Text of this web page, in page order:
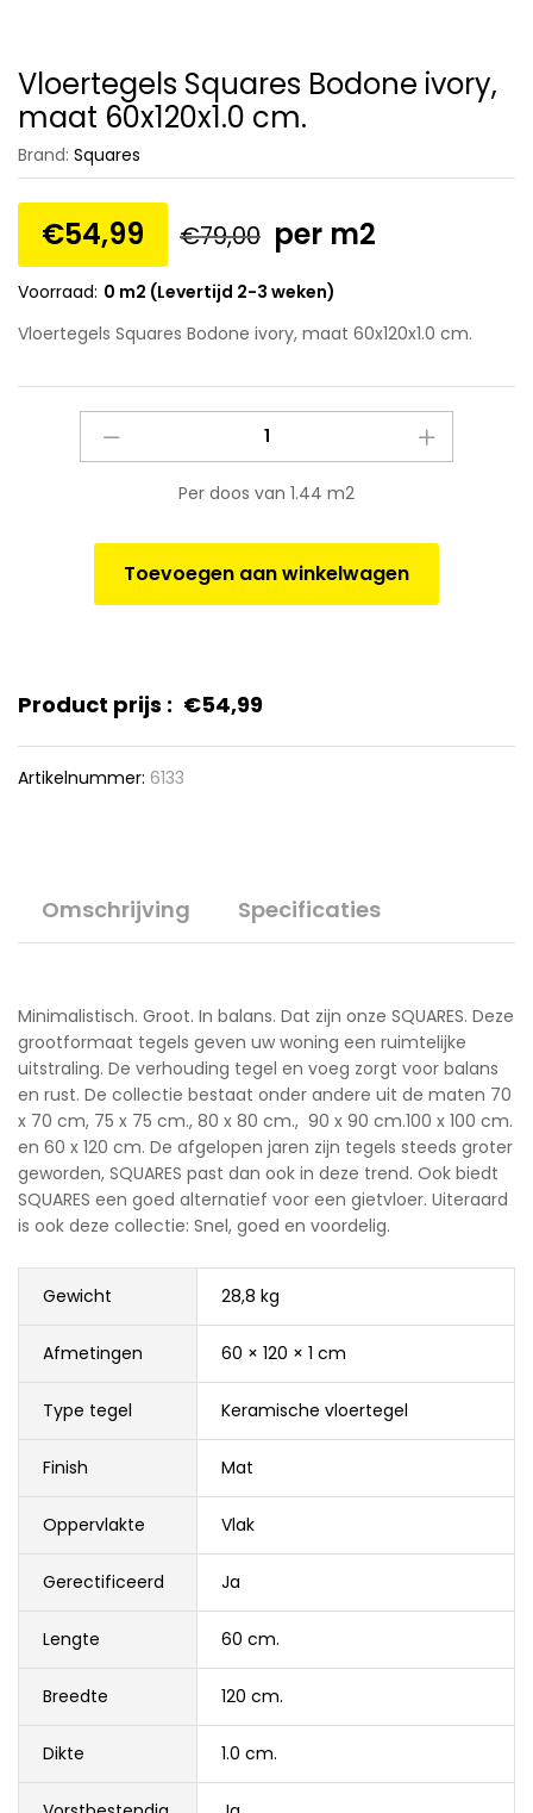
Vloertegels Squares Bodone ivory,
maat 60x120x1.0 cm.
Brand: Squares
€54,99 €79,00 per m2
Voorraad: 0 m2 (Levertijd 2-3 weken)
Vloertegels Squares Bodone ivory, maat 60x120x1.0 cm.
quantity
Per doos van 1.44 m2
Toevoegen aan winkelwagen
Product prijs : €54,99
Artikelnummer: 6133
Omschrijving Specificaties
Minimalistisch. Groot. In balans. Dat zijn onze SQUARES. Deze
grootformaat tegels geven uw woning een ruimtelijke
uitstraling. De verhouding tegel en voeg zorgt voor balans
en rust. De collectie bestaat onder andere uit de maten 70
x 70 cm, 75 x 75 cm., 80 x 80 cm., 90 x 90 cm.100 x 100 cm.
en 60 x 120 cm. De afgelopen jaren zijn tegels steeds groter
geworden, SQUARES past dan ook in deze trend. Ook biedt
SQUARES een goed alternatief voor een gietvloer. Uiteraard
is ook deze collectie: Snel, goed en voordelig.
Gewicht 28,8 kg
Afmetingen 60 × 120 × 1 cm
Type tegel Keramische vloertegel
Finish Mat
Oppervlakte Vlak
Gerectificeerd Ja
Lengte 60 cm.
Breedte 120 cm.
Dikte 1.0 cm.